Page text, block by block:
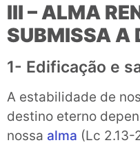
III – ALMA
SUBMISSA A
1- Edificação e
A estabilidade de
destino eterno
nossa alma (Lc 2.13-